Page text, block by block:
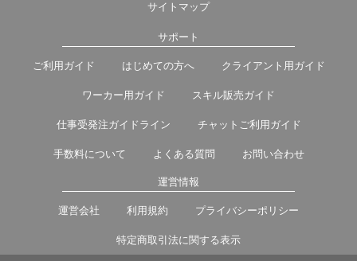
サイトマップ
サポート
ご利用ガイド はじめての方へ クライアント用ガイド
ワーカー用ガイド スキル販売ガイド
仕事受発注ガイドライン チャットご利用ガイド
手数料について よくある質問 お問い合わせ
運営情報
運営会社 利用規約 プライバシーポリシー
特定商取引法に関する表示